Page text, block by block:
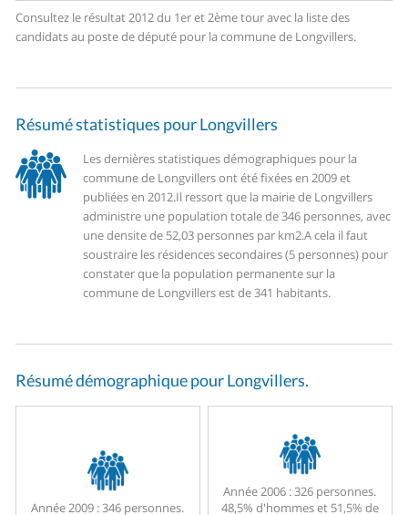
Consultez le résultat 2012 du 1er et 2ème tour avec la liste des
candidats au poste de député pour la commune de Longvillers.
Résumé statistiques pour Longvillers
Les dernières statistiques démographiques pour la
commune de Longvillers ont été fixées en 2009 et
publiées en 2012.Il ressort que la mairie de Longvillers
administre une population totale de 346 personnes, avec
une densite de 52,03 personnes par km2.A cela il faut
soustraire les résidences secondaires (5 personnes) pour
constater que la population permanente sur la
commune de Longvillers est de 341 habitants.
Résumé démographique pour Longvillers.
Année 2009 :346 personnes.
Année 2006 :326 personnes.
48,5% d'hommes et 51,5% de